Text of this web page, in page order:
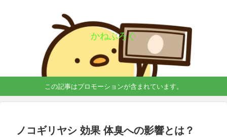
かねぶろぐ
この記事はプロモーションが含まれています。
ノコギリヤシ 効果 体臭への影響とは？